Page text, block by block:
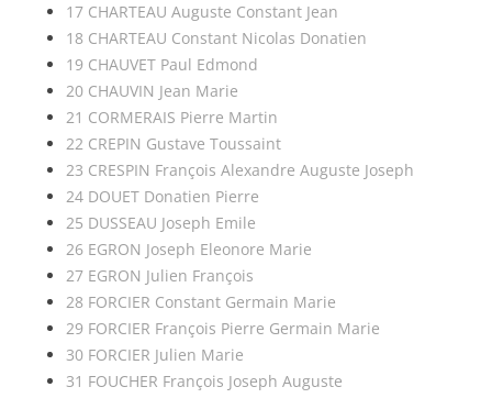
17 CHARTEAU Auguste Constant Jean
18 CHARTEAU Constant Nicolas Donatien
19 CHAUVET Paul Edmond
20 CHAUVIN Jean Marie
21 CORMERAIS Pierre Martin
22 CREPIN Gustave Toussaint
23 CRESPIN François Alexandre Auguste Joseph
24 DOUET Donatien Pierre
25 DUSSEAU Joseph Emile
26 EGRON Joseph Eleonore Marie
27 EGRON Julien François
28 FORCIER Constant Germain Marie
29 FORCIER François Pierre Germain Marie
30 FORCIER Julien Marie
31 FOUCHER François Joseph Auguste